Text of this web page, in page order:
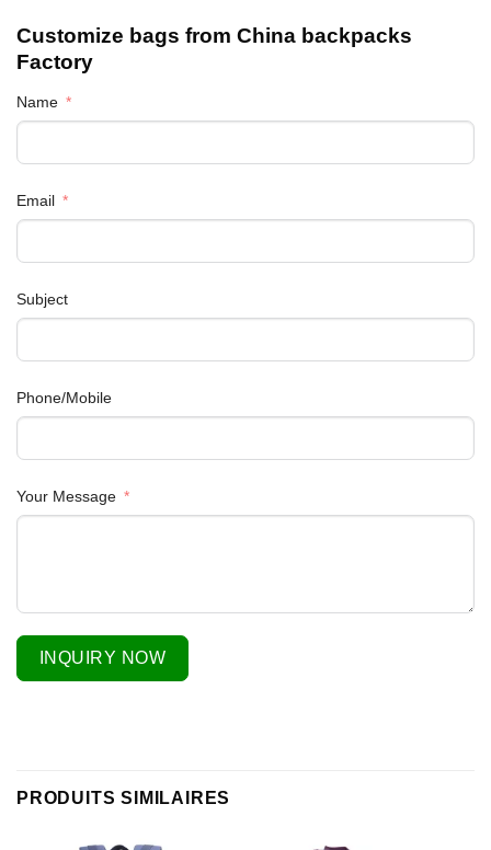
Customize bags from China backpacks
Factory
Name
Email
Subject
Phone/Mobile
Your Message
INQUIRY NOW
PRODUITS SIMILAIRES